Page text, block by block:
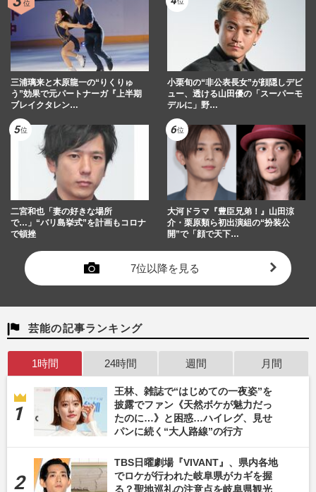
三浦璃来と木原龍一の“りくりゅ
う”効果で元パートナーガ『上半期
ブレイクタレン…
小栗旬の“非公表長女”が顔隠しデビ
ュー、透ける山田優の「スーパーモ
デルに」野…
二宮和也「妻の好きな場所
で…」“バリ島挙式”を計画もコロナ
で頓挫
大河ドラマ『豊臣兄弟！』山田涼
介・栗原類ら初出演組の“扮装公
開”で「顔で天下…
7位以降を見る
芸能の記事ランキング
1時間 24時間 週間 月間
王林、雑誌で“はじめての一夜姿”を
披露でファン《天然ボケが魅力だっ
たのに…》と困惑…ハイレグ、見せ
パンに続く“大人路線”の行方
TBS日曜劇場『VIVANT』、県内各地
でロケが行われた岐阜県がカギを握
る？聖地巡礼の注意点を岐阜県観光